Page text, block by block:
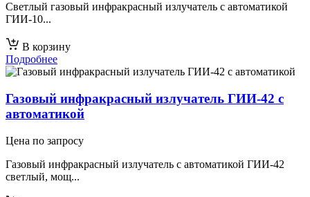
Светлый газовый инфракрасный излучатель с автоматикой
ГИИ-10...
В корзину
Подробнее
Газовый инфракрасный излучатель ГИИ-42 с
автоматикой
Цена по запросу
Газовый инфракрасный излучатель с автоматикой ГИИ-42
светлый, мощ...